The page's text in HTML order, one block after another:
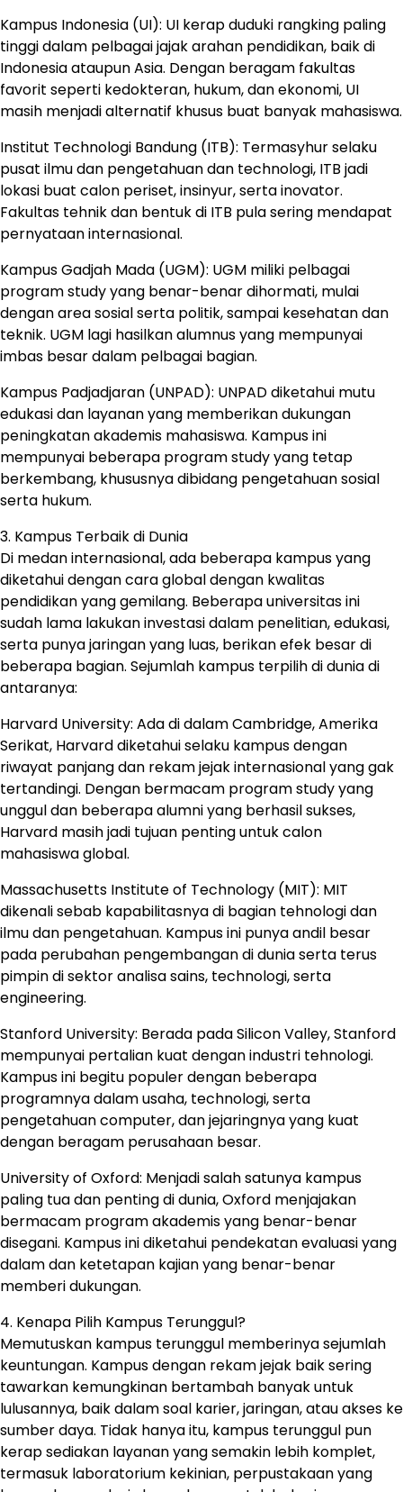
Kampus Indonesia (UI): UI kerap duduki rangking paling
tinggi dalam pelbagai jajak arahan pendidikan, baik di
Indonesia ataupun Asia. Dengan beragam fakultas
favorit seperti kedokteran, hukum, dan ekonomi, UI
masih menjadi alternatif khusus buat banyak mahasiswa.
Institut Technologi Bandung (ITB): Termasyhur selaku
pusat ilmu dan pengetahuan dan technologi, ITB jadi
lokasi buat calon periset, insinyur, serta inovator.
Fakultas tehnik dan bentuk di ITB pula sering mendapat
pernyataan internasional.
Kampus Gadjah Mada (UGM): UGM miliki pelbagai
program study yang benar-benar dihormati, mulai
dengan area sosial serta politik, sampai kesehatan dan
teknik. UGM lagi hasilkan alumnus yang mempunyai
imbas besar dalam pelbagai bagian.
Kampus Padjadjaran (UNPAD): UNPAD diketahui mutu
edukasi dan layanan yang memberikan dukungan
peningkatan akademis mahasiswa. Kampus ini
mempunyai beberapa program study yang tetap
berkembang, khususnya dibidang pengetahuan sosial
serta hukum.
3. Kampus Terbaik di Dunia
Di medan internasional, ada beberapa kampus yang
diketahui dengan cara global dengan kwalitas
pendidikan yang gemilang. Beberapa universitas ini
sudah lama lakukan investasi dalam penelitian, edukasi,
serta punya jaringan yang luas, berikan efek besar di
beberapa bagian. Sejumlah kampus terpilih di dunia di
antaranya:
Harvard University: Ada di dalam Cambridge, Amerika
Serikat, Harvard diketahui selaku kampus dengan
riwayat panjang dan rekam jejak internasional yang gak
tertandingi. Dengan bermacam program study yang
unggul dan beberapa alumni yang berhasil sukses,
Harvard masih jadi tujuan penting untuk calon
mahasiswa global.
Massachusetts Institute of Technology (MIT): MIT
dikenali sebab kapabilitasnya di bagian tehnologi dan
ilmu dan pengetahuan. Kampus ini punya andil besar
pada perubahan pengembangan di dunia serta terus
pimpin di sektor analisa sains, technologi, serta
engineering.
Stanford University: Berada pada Silicon Valley, Stanford
mempunyai pertalian kuat dengan industri tehnologi.
Kampus ini begitu populer dengan beberapa
programnya dalam usaha, technologi, serta
pengetahuan computer, dan jejaringnya yang kuat
dengan beragam perusahaan besar.
University of Oxford: Menjadi salah satunya kampus
paling tua dan penting di dunia, Oxford menjajakan
bermacam program akademis yang benar-benar
disegani. Kampus ini diketahui pendekatan evaluasi yang
dalam dan ketetapan kajian yang benar-benar
memberi dukungan.
4. Kenapa Pilih Kampus Terunggul?
Memutuskan kampus terunggul memberinya sejumlah
keuntungan. Kampus dengan rekam jejak baik sering
tawarkan kemungkinan bertambah banyak untuk
lulusannya, baik dalam soal karier, jaringan, atau akses ke
sumber daya. Tidak hanya itu, kampus terunggul pun
kerap sediakan layanan yang semakin lebih komplet,
termasuk laboratorium kekinian, perpustakaan yang